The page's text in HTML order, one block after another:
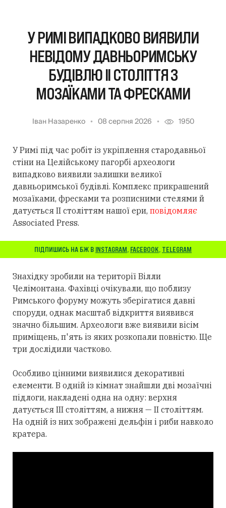
У РИМІ ВИПАДКОВО ВИЯВИЛИ
НЕВІДОМУ ДАВНЬОРИМСЬКУ
БУДІВЛЮ II СТОЛІТТЯ З
МОЗАЇКАМИ ТА ФРЕСКАМИ
Іван Назаренко 08 серпня 2026 1950
У Римі під час робіт із укріплення стародавньої
стіни на Целійському пагорбі археологи
випадково виявили залишки великої
давньоримської будівлі. Комплекс прикрашений
мозаїками, фресками та розписними стелями й
датується II століттям нашої ери, повідомляє
Associated Press.
ПІДПИШИСЬ НА БЖ В INSTAGRAM, FACEBOOK, TELEGRAM
Знахідку зробили на території Вілли
Челімонтана. Фахівці очікували, що поблизу
Римського форуму можуть зберігатися давні
споруди, однак масштаб відкриття виявився
значно більшим. Археологи вже виявили вісім
приміщень, п'ять із яких розкопали повністю. Ще
три дослідили частково.
Особливо цінними виявилися декоративні
елементи. В одній із кімнат знайшли дві мозаїчні
підлоги, накладені одна на одну: верхня
датується III століттям, а нижня — II століттям.
На одній із них зображені дельфін і риби навколо
кратера.